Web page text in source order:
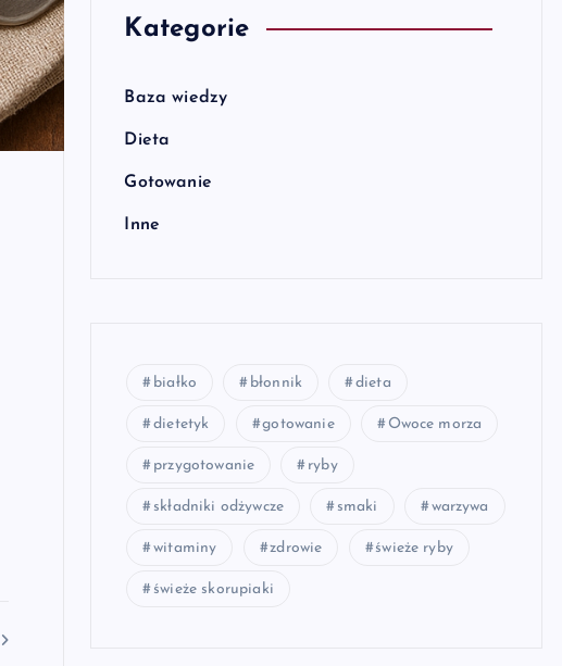
Kategorie
Baza wiedzy
Dieta
Gotowanie
Inne
białko błonnik dieta
dietetyk gotowanie Owoce morza
przygotowanie ryby
składniki odżywcze smaki warzywa
witaminy zdrowie świeże ryby
świeże skorupiaki